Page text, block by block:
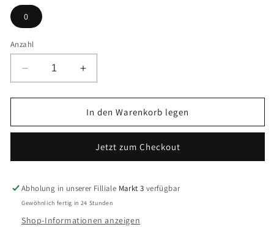
0
Anzahl
Verringere
die
Menge
Casio
129D-
Erhöhe
die
Menge
für
Casio
EF-
129D-
In den Warenkorb legen
Jetzt zum Checkout
Abholung in unserer Filliale Markt 3 verfügbar
Gewöhnlich fertig in 24 Stunden
Shop-Informationen anzeigen